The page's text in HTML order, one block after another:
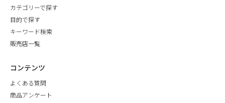
カテゴリーで探す
目的で探す
キーワード検索
販売店一覧
コンテンツ
よくある質問
商品アンケート